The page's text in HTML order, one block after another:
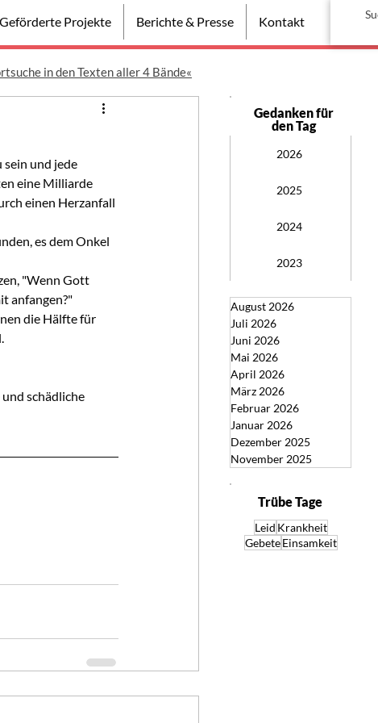
Geförderte Projekte Berichte & Presse Kontakt
sein und jede
eine Milliarde
einen Herzanfall
es dem Onkel
"Wenn Gott
anfangen?"
die Hälfte für
schädliche
Gedanken für
den Tag
2026
2025
2024
2023
August 2026
Juli 2026
Juni 2026
Mai 2026
April 2026
März 2026
Februar 2026
Januar 2026
Dezember 2025
November 2025
in den Texten aller 4 Bände«
Trübe Tage
Leid Krankheit
Gebete Einsamkeit